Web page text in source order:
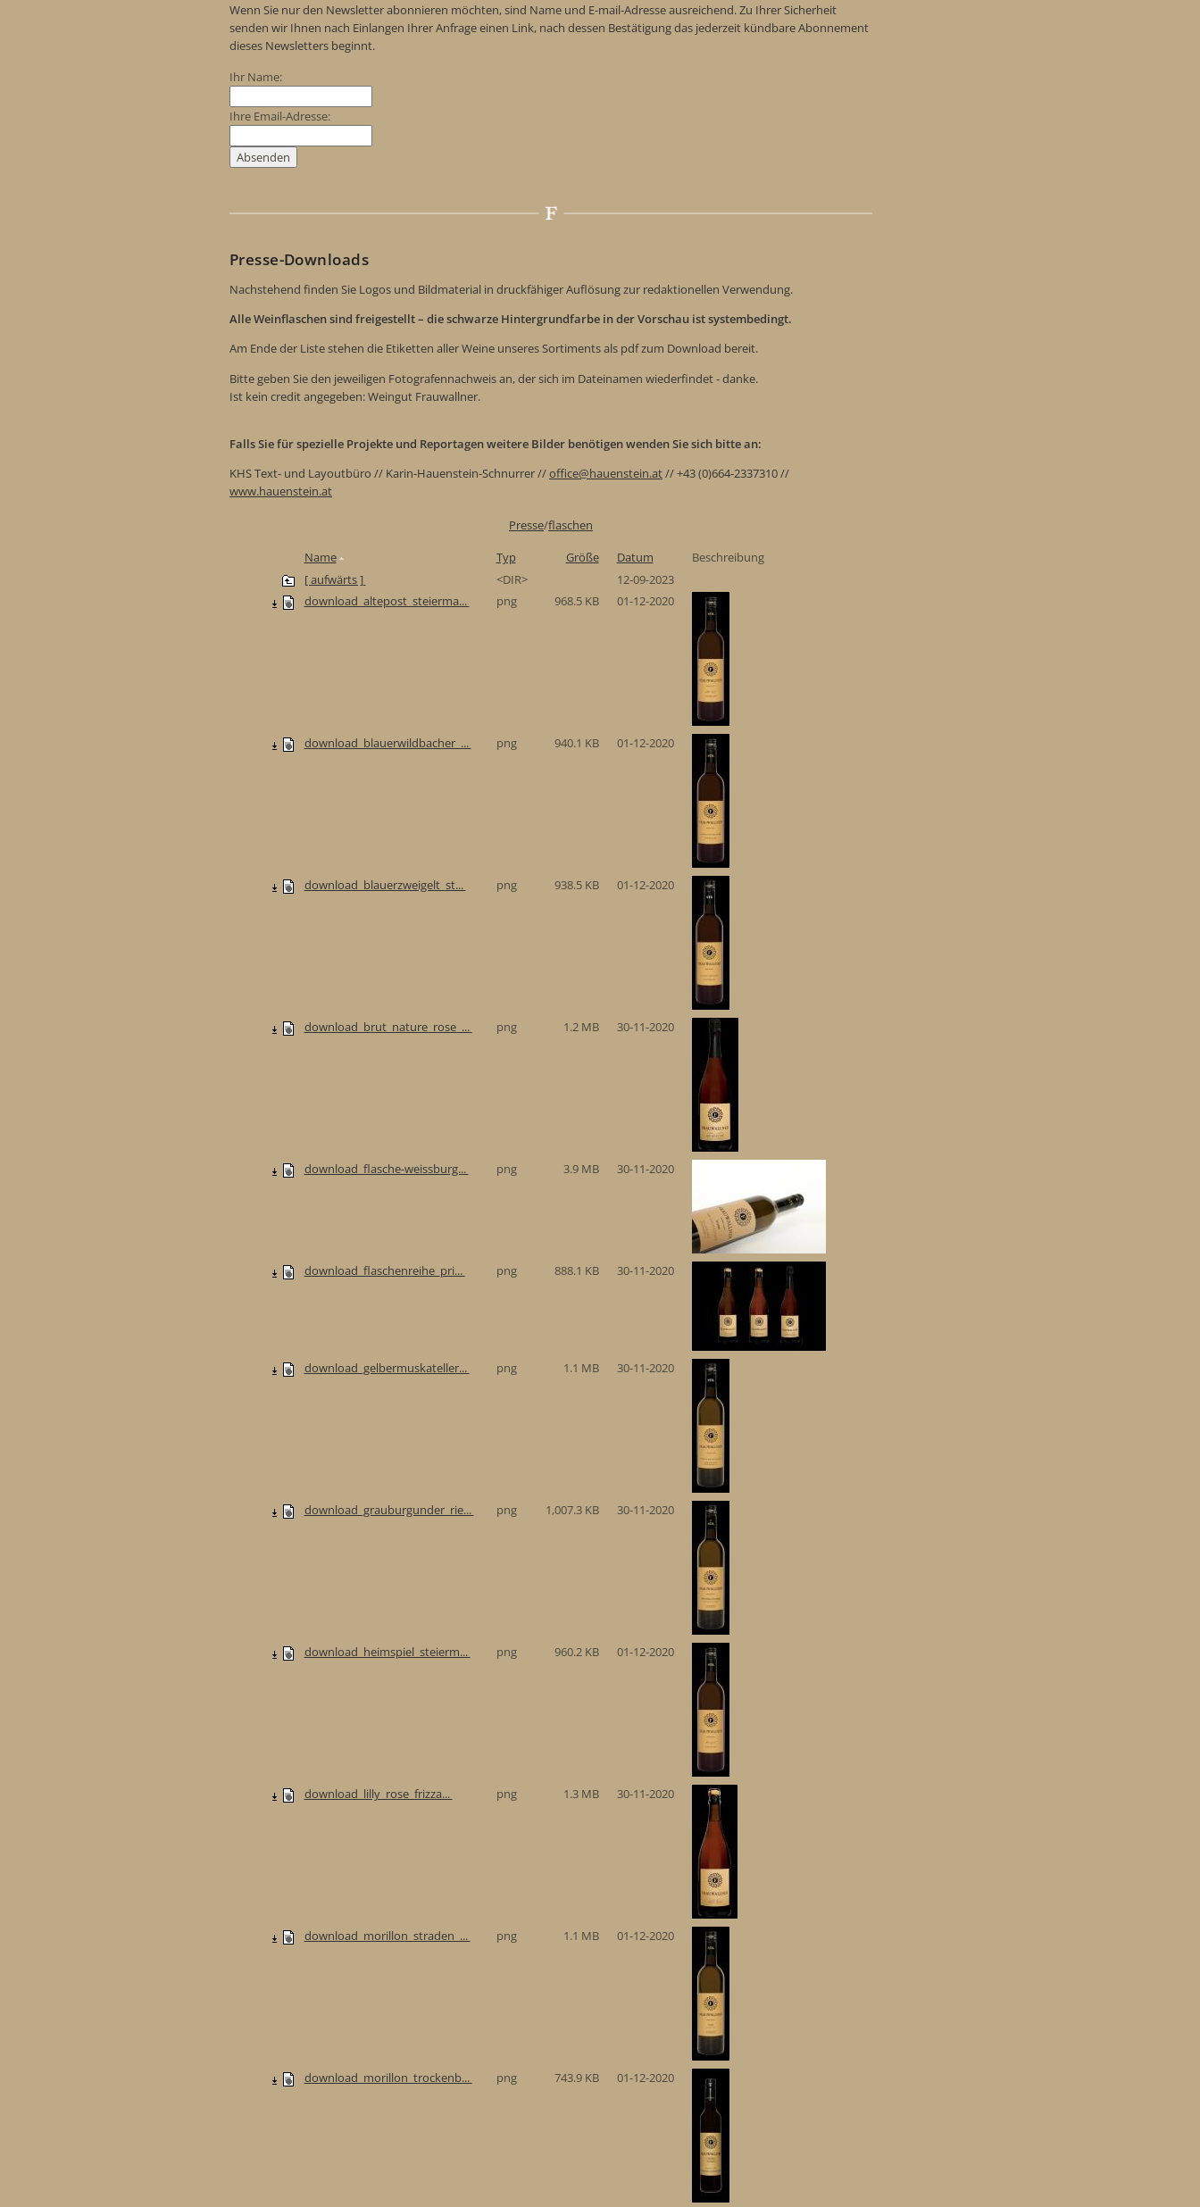
Wenn Sie nur den Newsletter abonnieren möchten, sind Name und E-mail-Adresse ausreichend. Zu Ihrer Sicherheit
senden wir Ihnen nach Einlangen Ihrer Anfrage einen Link, nach dessen Bestätigung das jederzeit kündbare Abonnement
dieses Newsletters beginnt.
Ihr Name:
Ihre Email-Adresse:
Presse-Downloads
Nachstehend finden Sie Logos und Bildmaterial in druckfähiger Auflösung zur redaktionellen Verwendung.
Alle Weinflaschen sind freigestellt – die schwarze Hintergrundfarbe in der Vorschau ist systembedingt.
Am Ende der Liste stehen die Etiketten aller Weine unseres Sortiments als pdf zum Download bereit.
Bitte geben Sie den jeweiligen Fotografennachweis an, der sich im Dateinamen wiederfindet - danke.
Ist kein credit angegeben: Weingut Frauwallner.
Falls Sie für spezielle Projekte und Reportagen weitere Bilder benötigen wenden Sie sich bitte an:
KHS Text- und Layoutbüro // Karin-Hauenstein-Schnurrer //office@hauenstein.at// +43 (0)664-2337310 //
www.hauenstein.at
Presse/flaschen
Name
Typ Größe Datum
Beschreibung
[ aufwärts ]
<DIR>
12-09-2023
download_altepost_steierma...
png 968.5 KB 01-12-2020
download_blauerwildbacher_... png 940.1 KB 01-12-2020
download_blauerzweigelt_st... png 938.5 KB 01-12-2020
download_brut_nature_rose_... png 1.2 MB 30-11-2020
download_flasche-weissburg... png 3.9 MB 30-11-2020
download_flaschenreihe_pri... png 888.1 KB 30-11-2020
download_gelbermuskateller... png 1.1 MB 30-11-2020
download_grauburgunder_rie... png 1,007.3 KB 30-11-2020
download_heimspiel_steierm... png 960.2 KB 01-12-2020
download_lilly_rose_frizza... png 1.3 MB 30-11-2020
download_morillon_straden_... png 1.1 MB 01-12-2020
download_morillon_trockenb... png 743.9 KB 01-12-2020